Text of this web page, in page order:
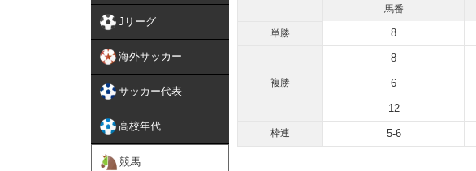
Jリーグ
海外サッカー
サッカー代表
高校年代
競馬
馬番
単勝 8
複勝
8
6
12
枠連 5-6